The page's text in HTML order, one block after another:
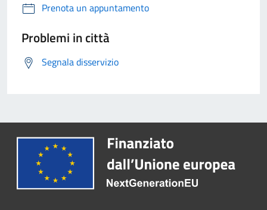
Prenota un appuntamento
Problemi in città
Segnala disservizio